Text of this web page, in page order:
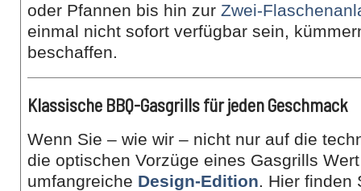
oder Pfannen bis hin zur Zwei-
einmal nicht sofort verfügbar sein,
beschaffen.
Klassische BBQ-Gasgrills für jeden Geschmack
Wenn Sie – wie wir – nicht nur auf die
die optischen Vorzüge eines Gasgrills
umfangreiche Design-Edition. Hier finden